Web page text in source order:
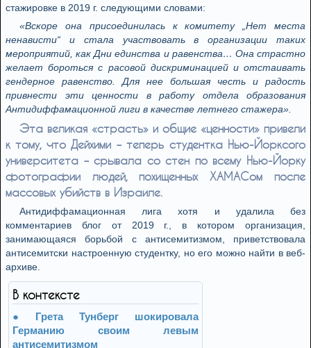
стажировке в 2019 г. следующими словами:
«Вскоре она присоединилась к комитету „Нет места
ненависти“ и стала участвовать в организации таких
мероприятий, как Дни единства и равенства… Она страстно
желает бороться с расовой дискриминацией и отстаивать
гендерное равенство. Для нее большая честь и радость
привнести эти ценности в работу отдела образования
Антидиффамационной лиги в качестве летнего стажера».
Эта великая «страсть» и общие «ценности» привели
к тому, что Дейхими – теперь студентка Нью-Йорксого
университета – срывалa со стен по всему Нью-Йорку
фотографии людей, похищенных ХАМАСом после
массовых убийств в Израиле.
Антидиффамационная лига хотя и удалила без
комментариев блог от 2019 г., в котором организация,
занимающaяся борьбой с антисемитизмом, приветствовала
антисемитски настроенную студентку, но его можно найти в веб-
архиве.
В контексте
Грета Тунберг шокировала
Германию своим левым
антисемитизмом